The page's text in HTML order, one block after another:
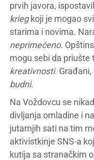
prvih javora,
krieg koji je mogao
starima i novima.
neprimećeno.
mogu sebi da priušte
kreativnosti.
budni.
Na Voždovcu se
divljanja omladine i
jutarnjih sati na tim
aktivistkinje SNS-a
kutija sa stranačkim